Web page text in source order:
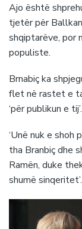
Ajo është
tjetër për
shqiptarëve, por
populiste.
Brnabiç ka
flet në rastet e
‘për publikun e tij’.
‘Unë nuk e shoh
tha Branbiç dhe
Ramën, duke
shumë sinqeritet’.